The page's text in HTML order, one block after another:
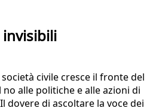
civile cresce il fronte del
alle politiche e alle azioni di
dovere di ascoltare la voce dei